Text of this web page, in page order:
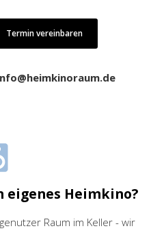
Termin vereinbaren
eigenes Heimkino?
Raum im Keller - wir